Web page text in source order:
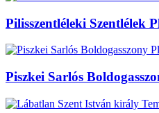
Pilisszentléleki Szentlélek
Piszkei Sarlós